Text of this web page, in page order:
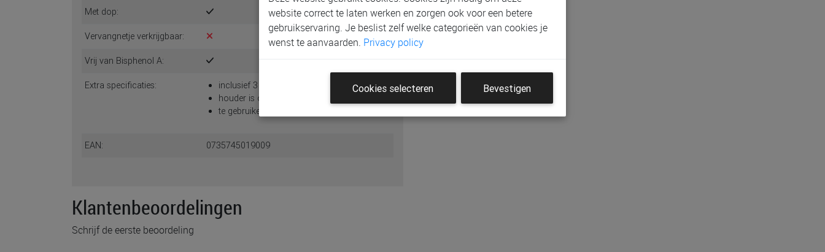
Met dop:
Vervangnetje verkrijgbaar:
Vrij van Bisphenol A:
Extra specificaties:
inclusief 3 verschillende vervangnetjes
houder is ook een bijtring
te gebruiken vanaf 6 maanden
EAN: 0735745019009
Klantenbeoordelingen
Schrijf de eerste beoordeling
website correct te laten werken en zorgen ook voor een betere
gebruikservaring. Je beslist zelf welke categorieën van cookies je
wenst te aanvaarden. Privacy policy
Cookies selecteren Bevestigen